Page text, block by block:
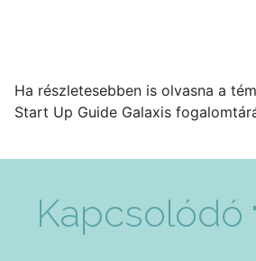
Ha részletesebben is olvasna a
Start Up Guide Galaxis
Kapcsolódó